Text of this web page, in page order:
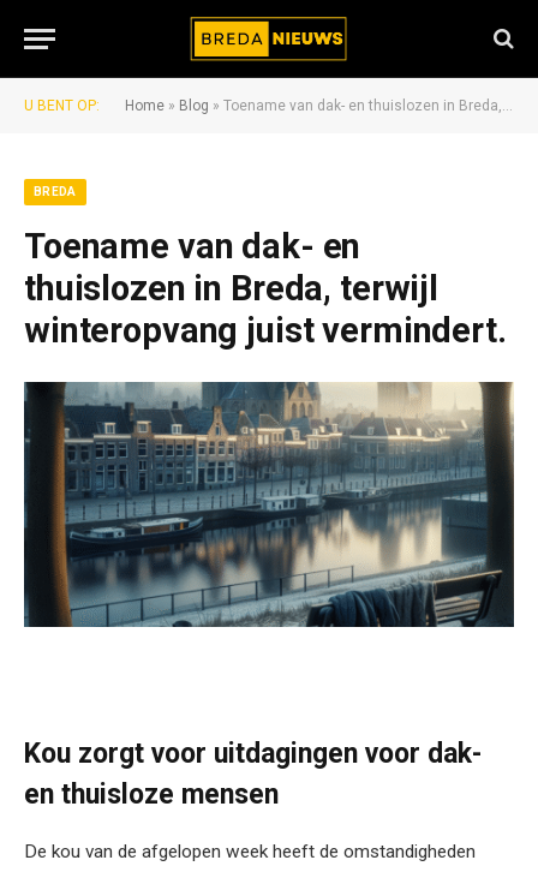
U BENT OP: Home » Blog » Toename van dak- en thuislozen in Breda, terwijl winteropvang juist vermindert.
BREDA
Toename van dak- en
thuislozen in Breda, terwijl
winteropvang juist vermindert.
Kou zorgt voor uitdagingen voor dak-
en thuisloze mensen
De kou van de afgelopen week heeft de omstandigheden